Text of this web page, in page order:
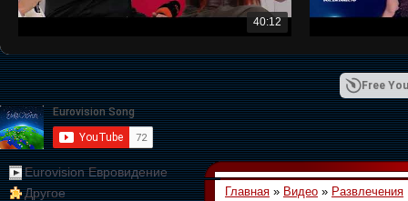
40:12
Free
Eurovision Евровидение
Другое
Главная » Видео » Развлечения